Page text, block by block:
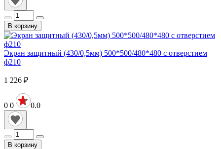
В корзину
Экран защитный (430/0,5мм) 500*500/480*480 с отверстием
ф210
1 226 ₽
0 0 0.0
В корзину